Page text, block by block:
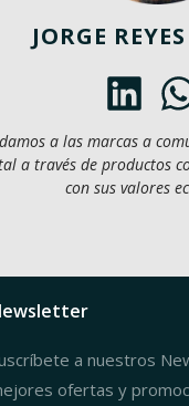
JORGE
a las marcas a
a través de productos
con sus valores
a nuestros
ofertas y